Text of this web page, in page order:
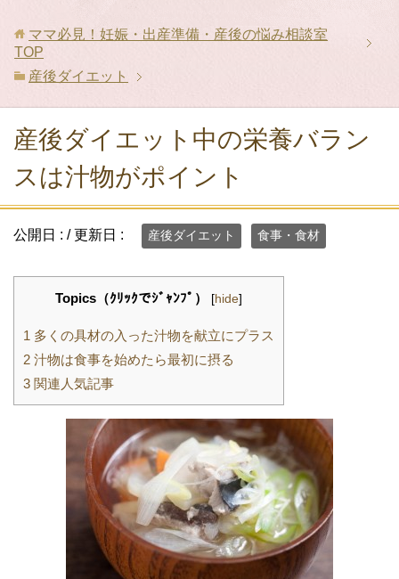
ママ必見！妊娠・出産準備・産後の悩み相談室
TOP
産後ダイエット
産後ダイエット中の栄養バラン
スは汁物がポイント
公開日 : / 更新日 : 産後ダイエット 食事・食材
Topics（ｸﾘｯｸでｼﾞｬﾝﾌﾟ） [hide]
1 多くの具材の入った汁物を献立にプラス
2 汁物は食事を始めたら最初に摂る
3 関連人気記事